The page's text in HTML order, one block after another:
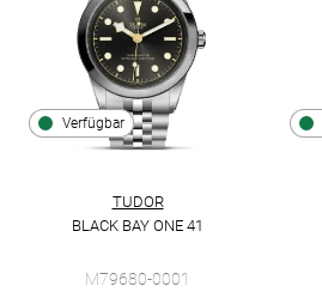
Verfügbar
TUDOR
BLACK BAY ONE 41
M79680-0001